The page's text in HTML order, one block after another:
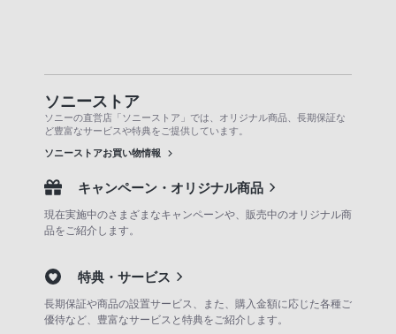
ソニーストア
ソニーの直営店「ソニーストア」では、オリジナル商品、長期保証な
ど豊富なサービスや特典をご提供しています。
ソニーストアお買い物情報
キャンペーン・オリジナル商品
現在実施中のさまざまなキャンペーンや、販売中のオリジナル商
品をご紹介します。
特典・サービス
長期保証や商品の設置サービス、また、購入金額に応じた各種ご
優待など、豊富なサービスと特典をご紹介します。